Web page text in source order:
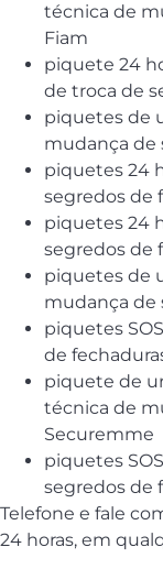
técnica de
Fiam
piquete 24
de troca de
piquetes de
mudança de
piquetes 24
segredos de
piquetes 24
segredos de
piquetes de
mudança de
piquetes
de
piquete de
técnica de
Securemme
piquetes
segredos de
Telefone e fale
24 horas, em